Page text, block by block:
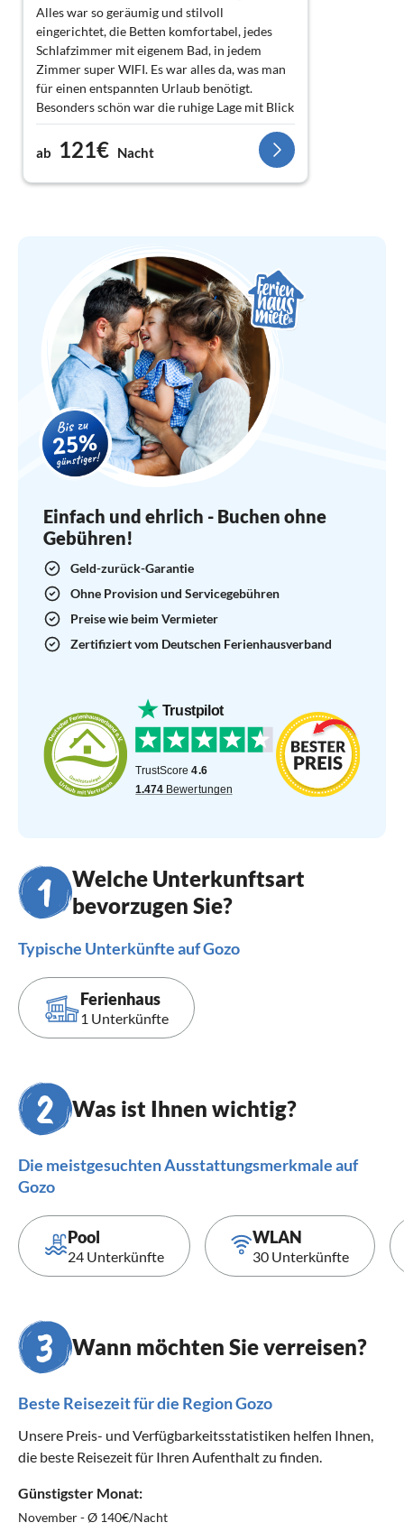
Alles war so geräumig und stilvoll
eingerichtet, die Betten komfortabel, jedes
Schlafzimmer mit eigenem Bad, in jedem
Zimmer super WIFI. Es war alles da, was man
für einen entspannten Urlaub benötigt.
Besonders schön war die ruhige Lage mit Blick
aufs San-Blas-Valley bis hin zum Meer; der
Pool; das Sternebeobachten von der
Schnorcheln an den zahlreichen
ruckzuck an jedem beliebigen Strand, und
wandern kann man direkt vom Haus aus.
Direkt an der Straße gibt es kostenlose
Parkplätze, überhaupt ist das Parken auf der
ganzen Insel kostenlos.
Wir sind begeistert und kommen auf jeden
Fall wieder.
ab 121€ Nacht
Einfach und ehrlich - Buchen ohne
Gebühren!
Geld-zurück-Garantie
Ohne Provision und Servicegebühren
Preise wie beim Vermieter
Zertifiziert vom Deutschen Ferienhausverband
Welche Unterkunftsart
bevorzugen Sie?
Typische Unterkünfte auf Gozo
Ferienhaus
1 Unterkünfte
Was ist Ihnen wichtig?
Die meistgesuchten Ausstattungsmerkmale auf
Gozo
Pool
24 Unterkünfte
WLAN
30 Unterkünfte
Wann möchten Sie verreisen?
Beste Reisezeit für die Region Gozo
Unsere Preis- und Verfügbarkeitsstatistiken helfen Ihnen,
die beste Reisezeit für Ihren Aufenthalt zu finden.
Günstigster Monat:
November - Ø 140€/Nacht